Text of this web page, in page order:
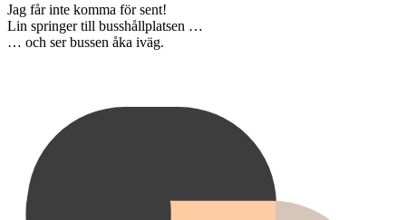
Jag får inte komma för sent!
Lin springer till busshållplatsen …
… och ser bussen åka iväg.